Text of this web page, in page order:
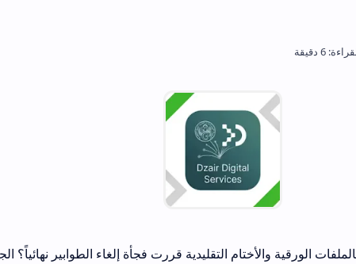
التقليدية قررت فجأة إلغاء الطوابير نهائياً؟ الجزائر تخوض اليوم